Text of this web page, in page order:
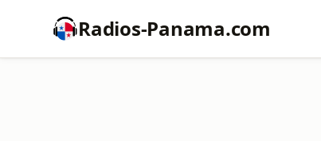
Radios-Panama.com